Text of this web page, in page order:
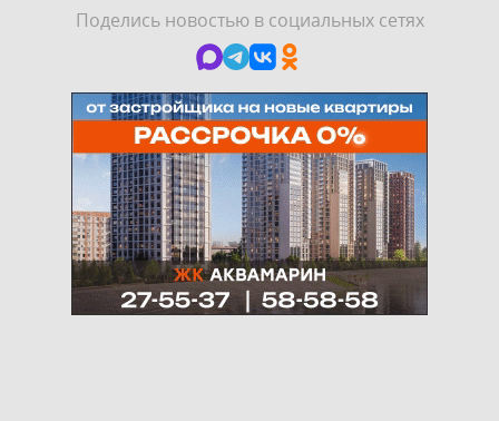
Поделись новостью в социальных сетях